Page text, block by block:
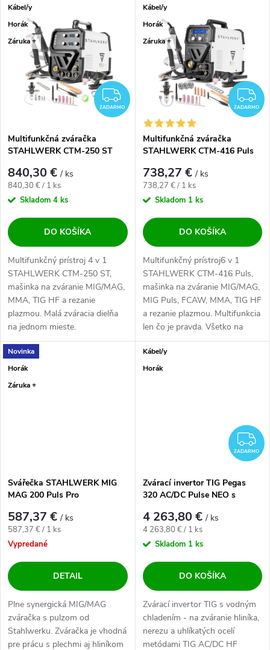
Kábel/y
Horák
Záruka +
ZADARMO
ZADARMO
Multifunkčná zváračka
STAHLWERK CTM-250 ST
840,30 €/ ks
Jednotková cena:
840,30 € / 1 ks
Skladom 4 ks
DO KOŠÍKA
Multifunkčný prístroj 4 v 1
STAHLWERK CTM-250 ST,
mašinka na zváranie MIG/MAG,
MMA, TIG HF a rezanie
plazmou. Malá zváracia dielňa
na jednom mieste.
Kábel/y
Horák
Záruka +
ZADARMO
Multifunkčná zváračka
STAHLWERK CTM-416 Puls
738,27 €/ ks
Jednotková cena:
738,27 € / 1 ks
Skladom 1 ks
DO KOŠÍKA
Multifunkčný prístroj6 v 1
STAHLWERK CTM-416 Puls,
mašinka na zváranie MIG/MAG,
MIG Puls, FCAW, MMA, TIG HF
a rezanie plazmou. Multifunkcia
len čo je pravda. Všetko na
jednom...
Novinka
Horák
Záruka +
Svářečka STAHLWERK MIG
MAG 200 Puls Pro
587,37 €/ ks
Jednotková cena:
587,37 € / 1 ks
Vypredané
DETAIL
Plne synergická MIG/MAG
zváračka s pulzom od
Stahlwerku. Zváračka je vhodná
pre prácu s plechmi aj hliníkom
Kábel/y
Horák
ZADARMO
Zvárací invertor TIG Pegas
320 AC/DC Pulse NEO s
4 263,80 €/ ks
Jednotková cena:
4 263,80 € / 1 ks
Skladom 1 ks
DO KOŠÍKA
Zvárací invertor TIG s vodným
chladením - na zváranie hliníka,
nerezu a uhlíkatých ocelí
metódami TIG AC/DC HF